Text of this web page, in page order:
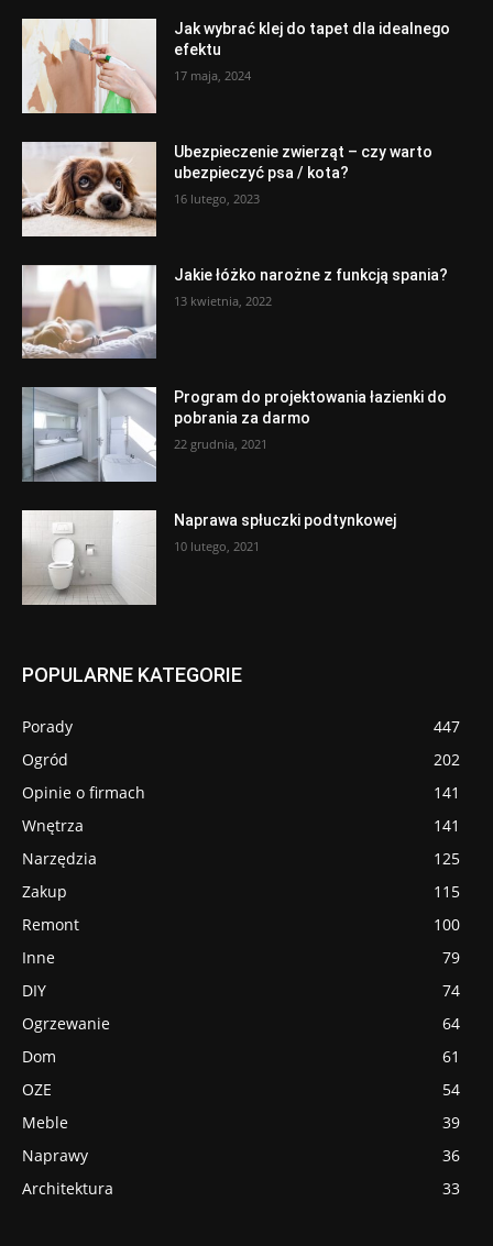
Jak wybrać klej do tapet dla idealnego
efektu
17 maja, 2024
Ubezpieczenie zwierząt – czy warto
ubezpieczyć psa / kota?
16 lutego, 2023
Jakie łóżko narożne z funkcją spania?
13 kwietnia, 2022
Program do projektowania łazienki do
pobrania za darmo
22 grudnia, 2021
Naprawa spłuczki podtynkowej
10 lutego, 2021
POPULARNE KATEGORIE
Porady
447
Ogród
202
Opinie o firmach
141
Wnętrza
141
Narzędzia
125
Zakup
115
Remont
100
Inne
79
DIY
74
Ogrzewanie
64
Dom
61
OZE
54
Meble
39
Naprawy
36
Architektura
33